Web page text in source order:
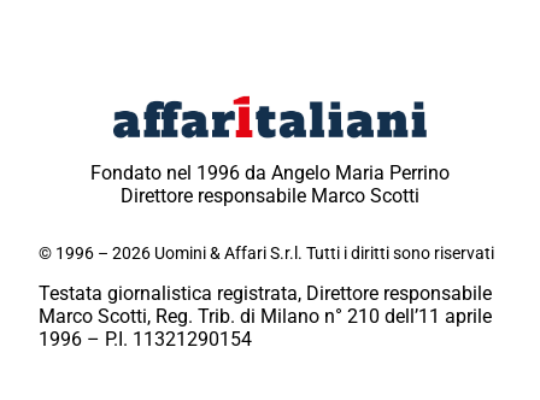
Fondato nel 1996 da Angelo Maria Perrino
Direttore responsabile Marco Scotti
© 1996 – 2026 Uomini & Affari S.r.l. Tutti i diritti sono riservati
Testata giornalistica registrata, Direttore responsabile
Marco Scotti, Reg. Trib. di Milano n° 210 dell’11 aprile
1996 – P.I. 11321290154